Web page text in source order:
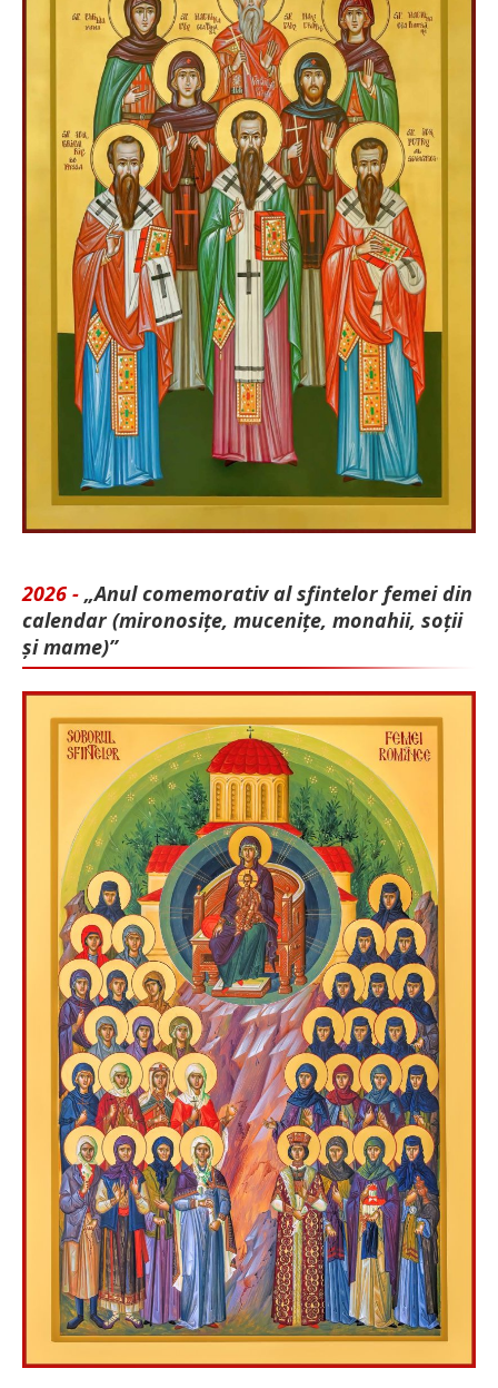
2026 - „Anul comemorativ al sfintelor femei din
calendar (mironosițe, mu­cenițe, monahii, soții
și mame)”